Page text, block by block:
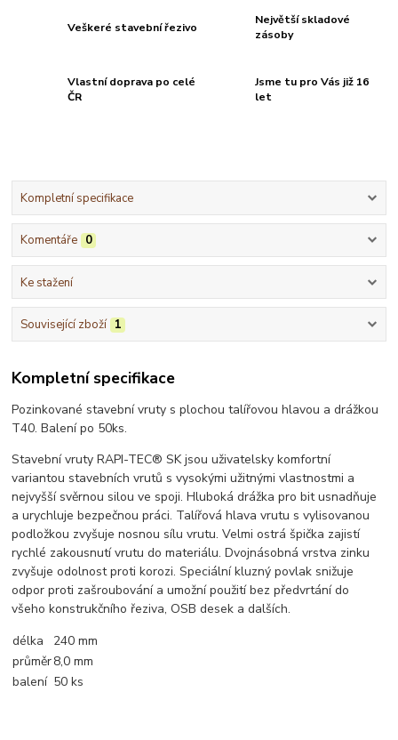
Veškeré stavební řezivo
Největší skladové
zásoby
Vlastní doprava po celé
ČR
Jsme tu pro Vás již 16
let
Kompletní specifikace
Komentáře 0
Ke stažení
Související zboží 1
Kompletní specifikace
Pozinkované stavební vruty s plochou talířovou hlavou a drážkou
T40. Balení po 50ks.
Stavební vruty RAPI-TEC® SK jsou uživatelsky komfortní
variantou stavebních vrutů s vysokými užitnými vlastnostmi a
nejvyšší svěrnou silou ve spoji. Hluboká drážka pro bit usnadňuje
a urychluje bezpečnou práci. Talířová hlava vrutu s vylisovanou
podložkou zvyšuje nosnou sílu vrutu. Velmi ostrá špička zajistí
rychlé zakousnutí vrutu do materiálu. Dvojnásobná vrstva zinku
zvyšuje odolnost proti korozi. Speciální kluzný povlak snižuje
odpor proti zašroubování a umožní použití bez předvrtání do
všeho konstrukčního řeziva, OSB desek a dalších.
délka
240 mm
průměr8,0 mm
balení 50 ks